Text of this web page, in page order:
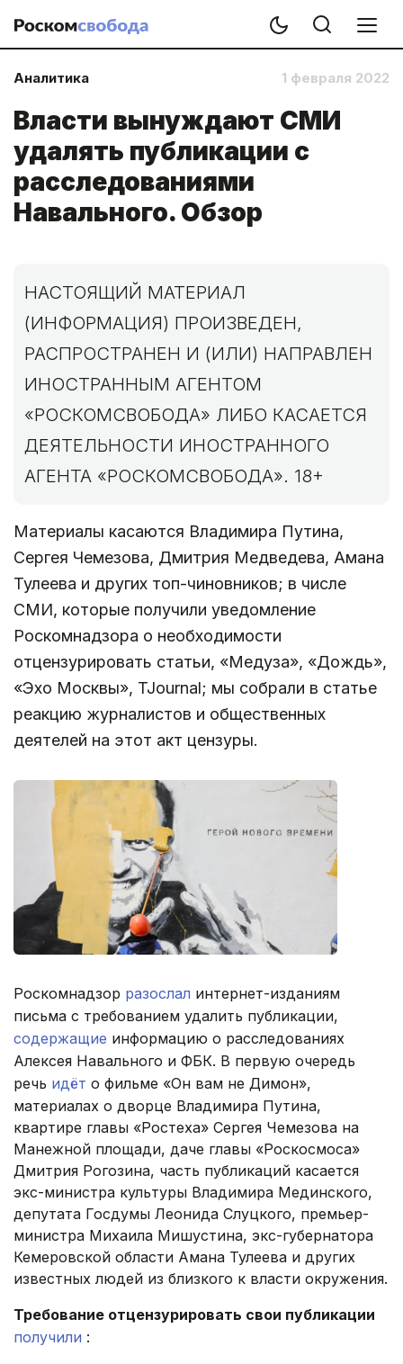
Аналитика 1 февраля 2022
Власти вынуждают СМИ
удалять публикации с
расследованиями
Навального. Обзор
НАСТОЯЩИЙ МАТЕРИАЛ
(ИНФОРМАЦИЯ) ПРОИЗВЕДЕН,
РАСПРОСТРАНЕН И (ИЛИ) НАПРАВЛЕН
ИНОСТРАННЫМ АГЕНТОМ
«РОСКОМСВОБОДА» ЛИБО КАСАЕТСЯ
ДЕЯТЕЛЬНОСТИ ИНОСТРАННОГО
АГЕНТА «РОСКОМСВОБОДА». 18+
Материалы касаются Владимира Путина,
Сергея Чемезова, Дмитрия Медведева, Амана
Тулеева и других топ-чиновников; в числе
СМИ, которые получили уведомление
Роскомнадзора о необходимости
отцензурировать статьи, «Медуза», «Дождь»,
«Эхо Москвы», TJournal; мы собрали в статье
реакцию журналистов и общественных
деятелей на этот акт цензуры.
Роскомнадзор разослал интернет-изданиям
письма с требованием удалить публикации,
содержащие информацию о расследованиях
Алексея Навального и ФБК. В первую очередь
речь идёт о фильме «Он вам не Димон»,
материалах о дворце Владимира Путина,
квартире главы «Ростеха» Сергея Чемезова на
Манежной площади, даче главы «Роскосмоса»
Дмитрия Рогозина, часть публикаций касается
экс-министра культуры Владимира Мединского,
депутата Госдумы Леонида Слуцкого, премьер-
министра Михаила Мишустина, экс-губернатора
Кемеровской области Амана Тулеева и других
известных людей из близкого к власти окружения.
Требование отцензурировать свои публикации
получили :